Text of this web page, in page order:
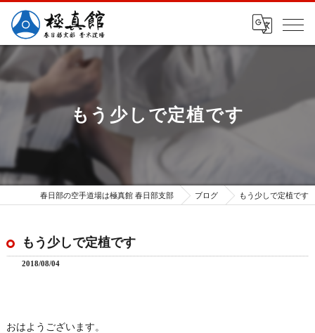
もう少しで定植です
春日部の空手道場は極真館 春日部支部 ブログ もう少しで定植です
もう少しで定植です
2018/08/04
おはようございます。